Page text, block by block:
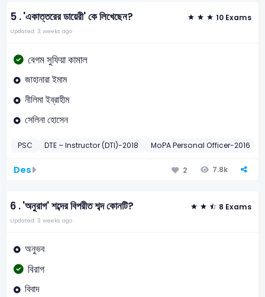
5 .'একাত্তরের ডায়েরী' কে লিখেছেন? 10 Exams
Updated: 3 weeks ago
বেগম সুফিয়া কামাল
জাহানারা ইমাম
নীলিমা ইব্রাহীম
সেলিনা হোসেন
PSC DTE – Instructor (DTI)-2018 MoPA Personal Officer-2016
Des 2 7.8k
6 .'অনুরাগ' শব্দের বিপরীত শব্দ কোনটি? 8 Exams
Updated: 3 weeks ago
অনুভব
বিরাগ
বিবাদ